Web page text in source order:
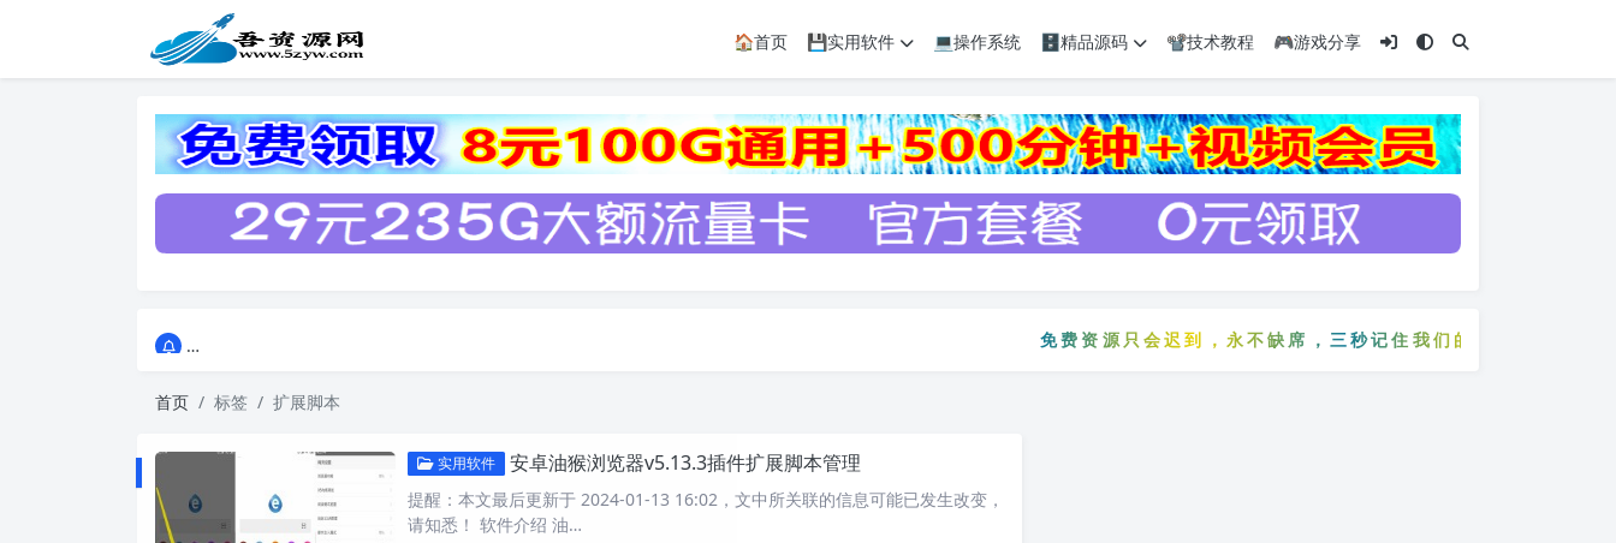
🏠首页 💾实用软件 💻操作系统 🗄️精品源码 📽️技术教程 🎮游戏分享
免费资源只会迟到，永不缺席，三秒记住我们的网站：
首页 标签 扩展脚本
实用软件 安卓油猴浏览器v5.13.3插件扩展脚本管理
提醒：本文最后更新于 2024-01-13 16:02，文中所关联的信息可能已发生改变，
请知悉！ 软件介绍 油…